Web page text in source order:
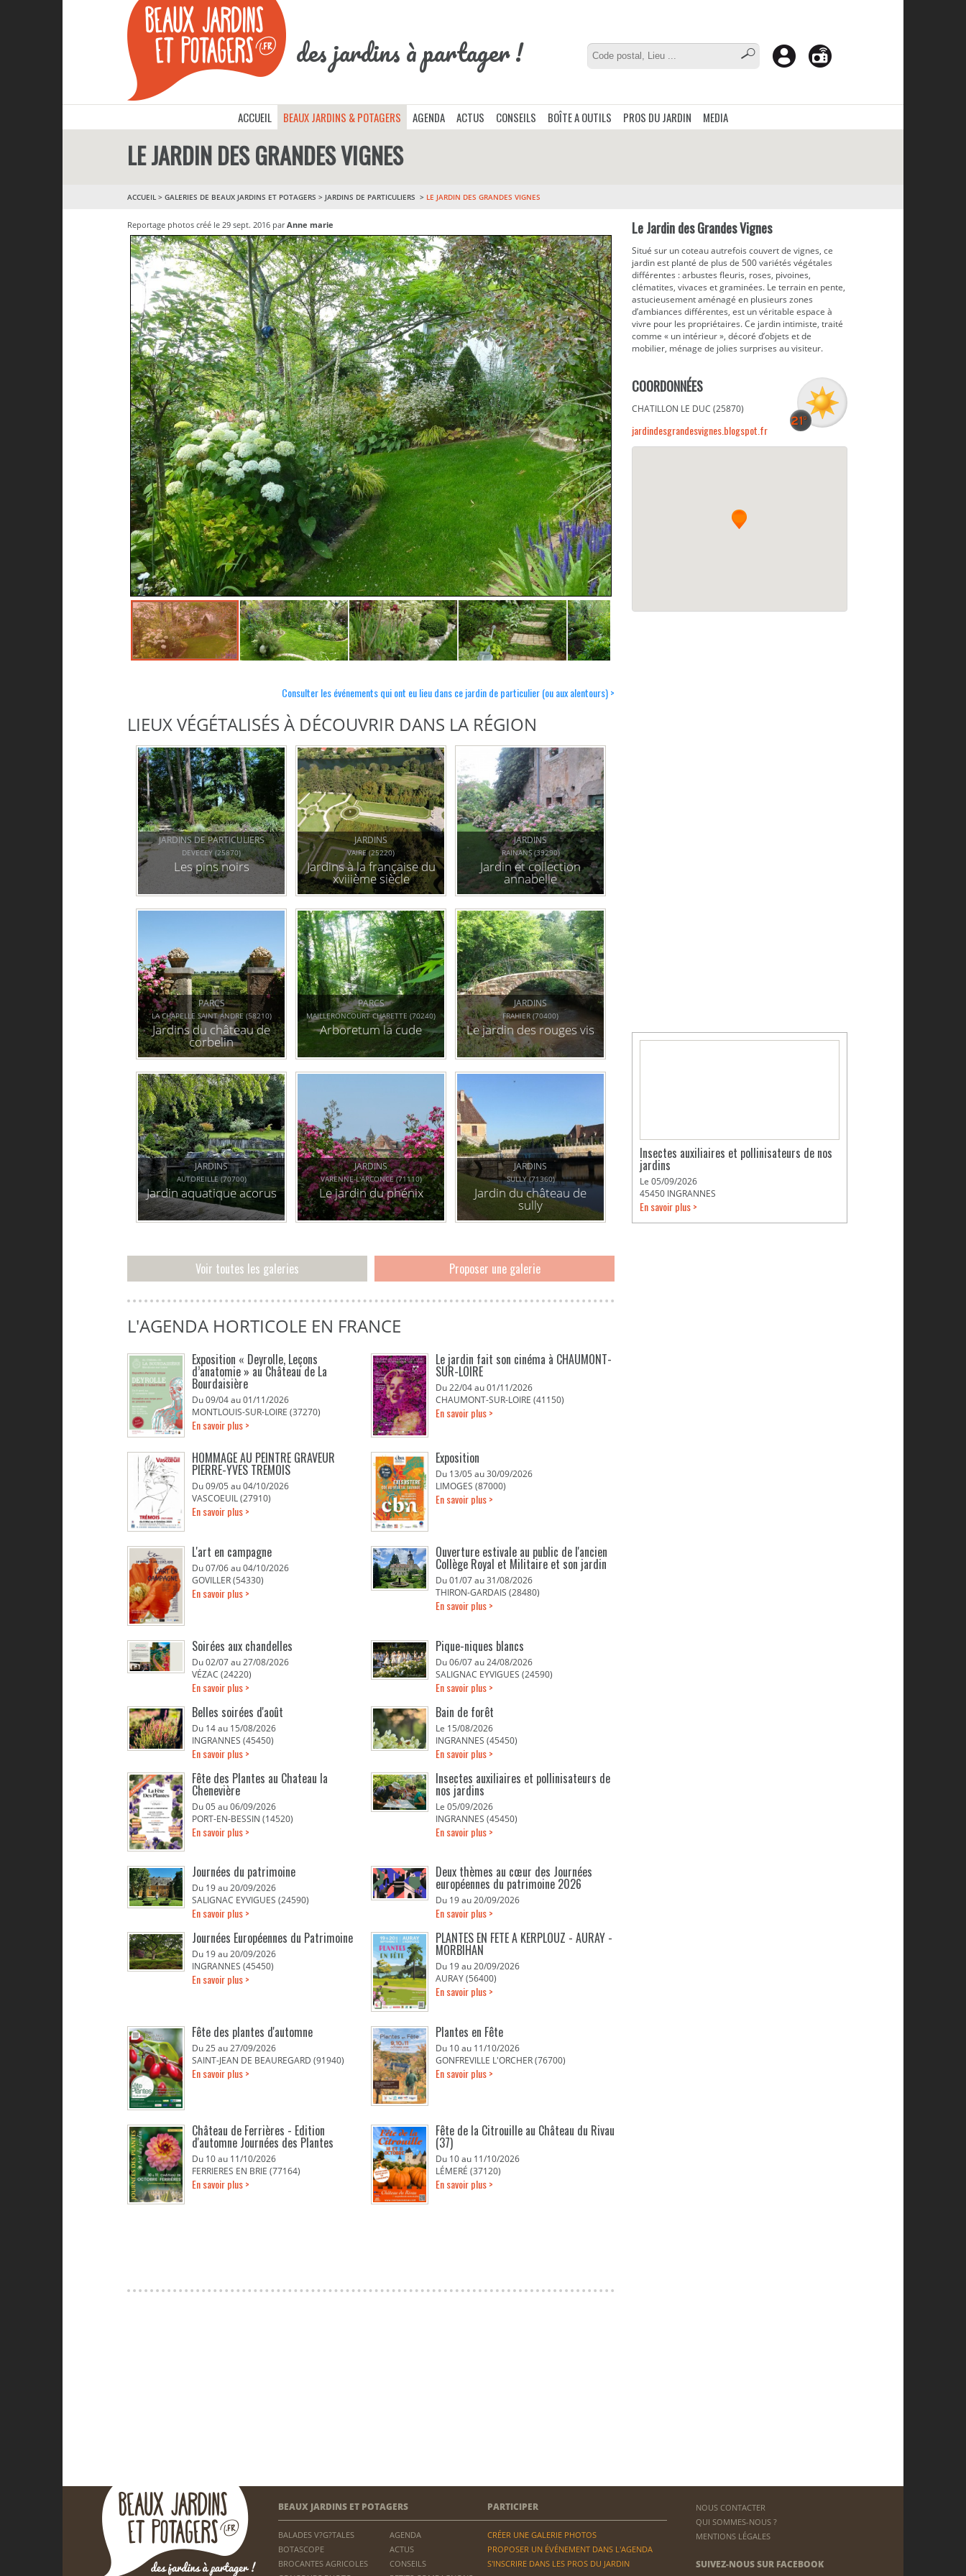
des jardins à partager !
ACCUEIL BEAUX JARDINS & POTAGERS AGENDA ACTUS CONSEILS BOÎTE A OUTILS PROS DU JARDIN MEDIA
LE JARDIN DES GRANDES VIGNES
ACCUEIL > GALERIES DE BEAUX JARDINS ET POTAGERS > JARDINS DE PARTICULIERS LE JARDIN DES GRANDES VIGNES
Reportage photos créé le 29 sept. 2016 parAnne marie Le Jardin des Grandes Vignes
Situé sur un coteau autrefois couvert de vignes, ce
jardin est planté de plus de 500 variétés végétales
différentes : arbustes fleuris, roses, pivoines,
clématites, vivaces et graminées. Le terrain en pente,
astucieusement aménagé en plusieurs zones
d’ambiances différentes, est un véritable espace à
vivre pour les propriétaires. Ce jardin intimiste, traité
comme « un intérieur », décoré d’objets et de
mobilier, ménage de jolies surprises au visiteur.
COORDONNÉES
CHATILLON LE DUC (25870)
jardindesgrandesvignes.blogspot.fr
Consulter les événements qui ont eu lieu dans ce jardin de particulier (ou aux alentours) >
LIEUX VÉGÉTALISÉS À DÉCOUVRIR DANS LA RÉGION
JARDINS DE PARTICULIERS
DEVECEY (25870)
Les pins noirs
JARDINS
VAIRE (25220)
Jardins à la française du
xviiième siècle
JARDINS
RAINANS (39290)
Jardin et collection
annabelle
PARCS
LA CHAPELLE SAINT ANDRE (58210)
Jardins du château de
corbelin
PARCS
MAILLERONCOURT CHARETTE (70240)
Arboretum la cude
JARDINS
FRAHIER (70400)
Le jardin des rouges vis
JARDINS
AUTOREILLE (70700)
Jardin aquatique acorus
JARDINS
VARENNE-L'ARCONCE (71110)
Le jardin du phénix
JARDINS
SULLY (71360)
Jardin du château de
sully
Voir toutes les galeries Proposer une galerie
L'AGENDA HORTICOLE EN FRANCE
Exposition « Deyrolle, Leçons
d’anatomie » au Château de La
Bourdaisière
Du 09/04 au 01/11/2026
MONTLOUIS-SUR-LOIRE (37270)
En savoir plus >
Le jardin fait son cinéma à CHAUMONT-
SUR-LOIRE
Du 22/04 au 01/11/2026
CHAUMONT-SUR-LOIRE (41150)
En savoir plus >
HOMMAGE AU PEINTRE GRAVEUR
PIERRE-YVES TREMOIS
Du 09/05 au 04/10/2026
VASCOEUIL (27910)
En savoir plus >
Exposition
Du 13/05 au 30/09/2026
LIMOGES (87000)
En savoir plus >
L'art en campagne
Du 07/06 au 04/10/2026
GOVILLER (54330)
En savoir plus >
Ouverture estivale au public de l'ancien
Collège Royal et Militaire et son jardin
Du 01/07 au 31/08/2026
THIRON-GARDAIS (28480)
En savoir plus >
Soirées aux chandelles
Du 02/07 au 27/08/2026
VÉZAC (24220)
En savoir plus >
Pique-niques blancs
Du 06/07 au 24/08/2026
SALIGNAC EYVIGUES (24590)
En savoir plus >
Belles soirées d'août
Du 14 au 15/08/2026
INGRANNES (45450)
En savoir plus >
Bain de forêt
Le 15/08/2026
INGRANNES (45450)
En savoir plus >
Fête des Plantes au Chateau la
Chenevière
Du 05 au 06/09/2026
PORT-EN-BESSIN (14520)
En savoir plus >
Insectes auxiliaires et pollinisateurs de
nos jardins
Le 05/09/2026
INGRANNES (45450)
En savoir plus >
Journées du patrimoine
Du 19 au 20/09/2026
SALIGNAC EYVIGUES (24590)
En savoir plus >
Deux thèmes au cœur des Journées
européennes du patrimoine 2026
Du 19 au 20/09/2026
En savoir plus >
Journées Européennes du Patrimoine
Du 19 au 20/09/2026
INGRANNES (45450)
En savoir plus >
PLANTES EN FETE A KERPLOUZ - AURAY -
MORBIHAN
Du 19 au 20/09/2026
AURAY (56400)
En savoir plus >
Fête des plantes d'automne
Du 25 au 27/09/2026
SAINT-JEAN DE BEAUREGARD (91940)
En savoir plus >
Plantes en Fête
Du 10 au 11/10/2026
GONFREVILLE L'ORCHER (76700)
En savoir plus >
Château de Ferrières - Edition
d'automne Journées des Plantes
Du 10 au 11/10/2026
FERRIERES EN BRIE (77164)
En savoir plus >
Fête de la Citrouille au Château du Rivau
(37)
Du 10 au 11/10/2026
LÉMERÉ (37120)
En savoir plus >
Insectes auxiliaires et pollinisateurs de nos
jardins
Le 05/09/2026
45450 INGRANNES
En savoir plus >
BEAUX JARDINS ET POTAGERS
BALADES V?G?TALES
BOTASCOPE
BROCANTES AGRICOLES
AGENDA
ACTUS
CONSEILS
PARTICIPER
CRÉER UNE GALERIE PHOTOS
PROPOSER UN ÉVÉNEMENT DANS L'AGENDA
S'INSCRIRE DANS LES PROS DU JARDIN
NOUS CONTACTER
QUI SOMMES-NOUS ?
MENTIONS LÉGALES
SUIVEZ-NOUS SUR FACEBOOK